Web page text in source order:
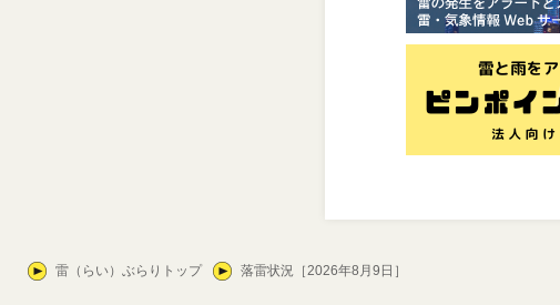
雷（らい）ぶらりトップ 落雷状況［2026年8月9日］